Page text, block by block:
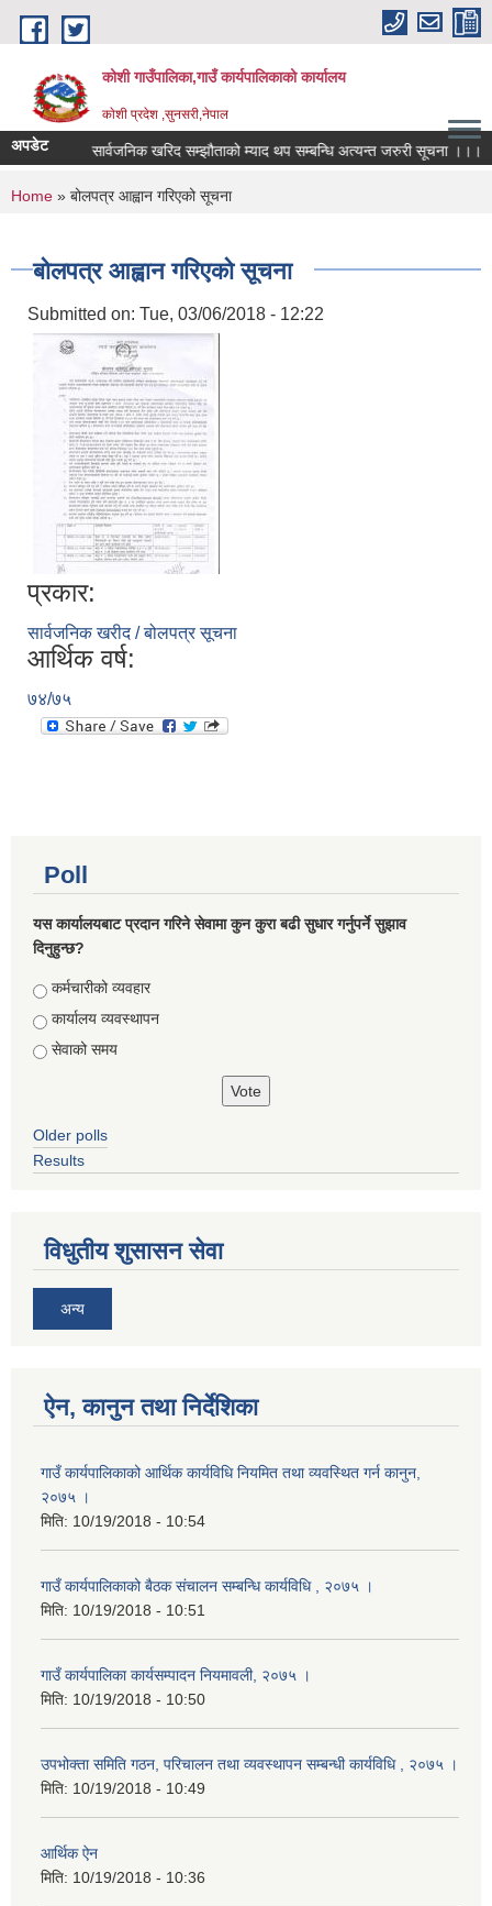
Skip to main content
कोशी गाउँपालिका,गाउँ कार्यपालिकाको कार्यालय
काेशी प्रदेश ,सुनसरी,नेपाल
अपडेट सार्वजनिक खरिद सम्झौताको म्याद थप सम्बन्धि अत्यन्त जरुरी सूचना ।।।
You are here
Home » बोलपत्र आह्वान गरिएको सूचना
बोलपत्र आह्वान गरिएको सूचना
Submitted on: Tue, 03/06/2018 - 12:22
प्रकार:
सार्वजनिक खरीद / बोलपत्र सूचना
आर्थिक वर्ष:
७४/७५
Poll
यस कार्यालयबाट प्रदान गरिने सेवामा कुन कुरा बढी सुधार गर्नुपर्ने सुझाव
दिनुहुन्छ?
Choices
कर्मचारीको व्यवहार
कार्यालय व्यवस्थापन
सेवाको समय
Older polls
Results
विधुतीय शुसासन सेवा
अन्य
ऐन, कानुन तथा निर्देशिका
गाउँ कार्यपालिकाको आर्थिक कार्यविधि नियमित तथा व्यवस्थित गर्न कानुन,
२०७५ ।
मिति: 10/19/2018 - 10:54
गाउँ कार्यपालिकाको बैठक संचालन सम्बन्धि कार्यविधि , २०७५ ।
मिति: 10/19/2018 - 10:51
गाउँ कार्यपालिका कार्यसम्पादन नियमावली, २०७५ ।
मिति: 10/19/2018 - 10:50
उपभोक्ता समिति गठन, परिचालन तथा व्यवस्थापन सम्बन्धी कार्यविधि , २०७५ ।
मिति: 10/19/2018 - 10:49
आर्थिक ऐन
मिति: 10/19/2018 - 10:36